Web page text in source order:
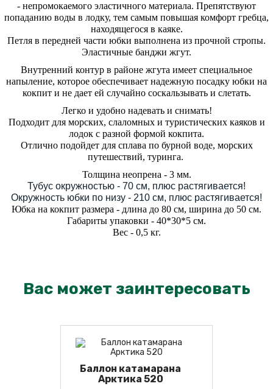
- непромокаемого эластичного материала. Препятствуют
попаданию воды в лодку, тем самым повышая комфорт гребца,
находящегося в каяке.
Петля в передней части юбки выполнена из прочной стропы.
Эластичные банджи жгут.
Внутренний контур в районе жгута имеет специальное
напыление, которое обеспечивает надежную посадку юбки на
кокпит и не дает ей случайно соскальзывать и слетать.
Легко и удобно надевать и снимать!
Подходит для морских, слаломных и туристических каяков и
лодок с разной формой кокпита.
Отлично подойдет для сплава по бурной воде, морских
путешествий, туринга.
Толщина неопрена - 3 мм.
Тубус окружностью - 70 см, плюс растягивается!
Окружность юбки по низу - 210 см, плюс растягивается!
Юбка на кокпит размера - длина до 80 см, ширина до 50 см.
Габариты упаковки - 40*30*5 см.
Вес - 0,5 кг.
Вас может заинтересовать
Баллон катамарана
Арктика 520